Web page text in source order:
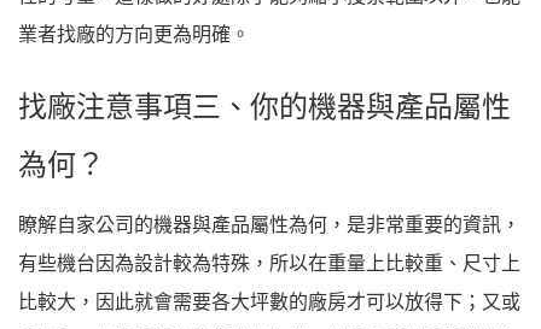
業者找廠的方向更為明確。
找廠注意事項三、你的機器與產品屬性
為何？
瞭解自家公司的機器與產品屬性為何，是非常重要的資訊，
有些機台因為設計較為特殊，所以在重量上比較重、尺寸上
比較大，因此就會需要各大坪數的廠房才可以放得下；又或